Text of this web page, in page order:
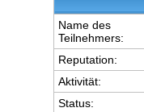
Name des
Teilnehmers:
Reputation:
Aktivität:
Status: